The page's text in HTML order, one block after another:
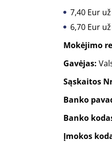
7,40 Eur
6,70 Eur
Mokėjimo
Gavėjas:
Sąskaitos
Banko
Banko
Įmokos